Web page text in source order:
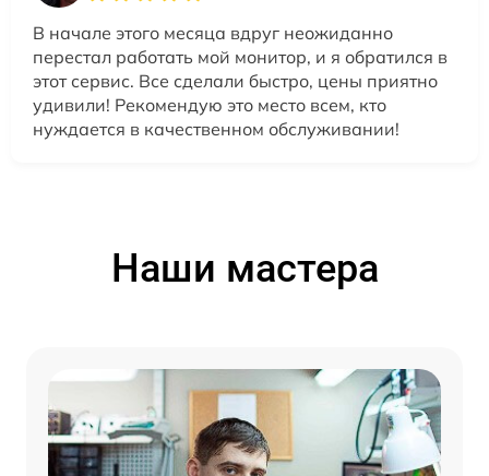
В начале этого месяца вдруг неожиданно
перестал работать мой монитор, и я обратился в
этот сервис. Все сделали быстро, цены приятно
удивили! Рекомендую это место всем, кто
нуждается в качественном обслуживании!
Наши мастера